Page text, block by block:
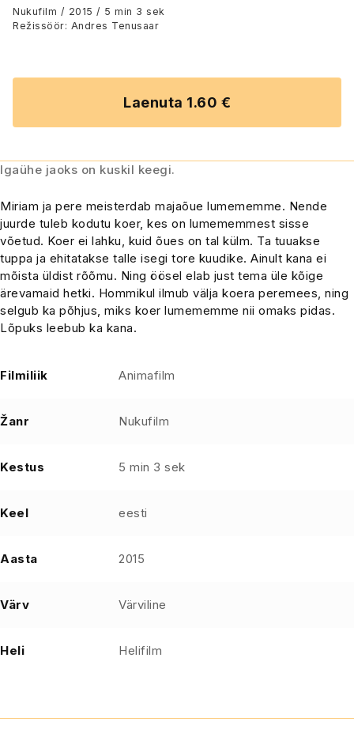
Nukufilm / 2015 / 5 min 3 sek
Režissöör: Andres Tenusaar
Laenuta 1.60 €
Igaühe jaoks on kuskil keegi.
Miriam ja pere meisterdab majaõue lumememme. Nende
juurde tuleb kodutu koer, kes on lumememmest sisse
võetud. Koer ei lahku, kuid õues on tal külm. Ta tuuakse
tuppa ja ehitatakse talle isegi tore kuudike. Ainult kana ei
mõista üldist rõõmu. Ning öösel elab just tema üle kõige
ärevamaid hetki. Hommikul ilmub välja koera peremees, ning
selgub ka põhjus, miks koer lumememme nii omaks pidas.
Lõpuks leebub ka kana.
Filmiliik Animafilm
Žanr Nukufilm
Kestus 5 min 3 sek
Keel eesti
Aasta 2015
Värv Värviline
Heli Helifilm